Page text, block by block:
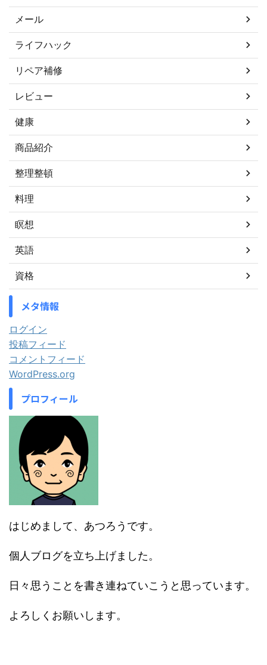
メール
ライフハック
リペア補修
レビュー
健康
商品紹介
整理整頓
料理
瞑想
英語
資格
メタ情報
ログイン
投稿フィード
コメントフィード
WordPress.org
プロフィール
はじめまして、あつろうです。
個人ブログを立ち上げました。
日々思うことを書き連ねていこうと思っています。
よろしくお願いします。